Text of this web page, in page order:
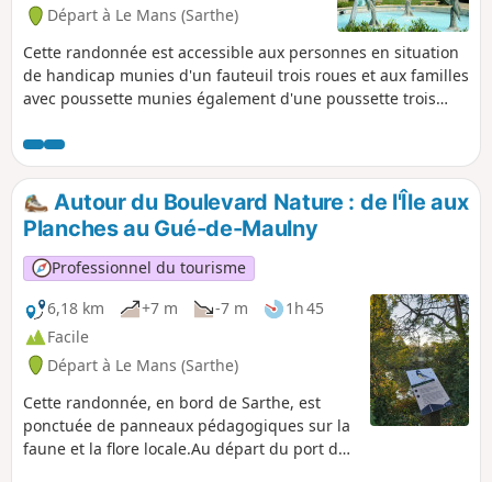
Départ à Le Mans (Sarthe)
Cette randonnée est accessible aux personnes en situation
de handicap munies d'un fauteuil trois roues et aux familles
avec poussette munies également d'une poussette trois
l'Arche de la Nature en longeant la rivière de l'Huisne avec
ses œuvres artistiques qui se renouvellent plusieurs fois
dans l'année.
Autour du Boulevard Nature : de l'Île aux
Planches au Gué-de-Maulny
Professionnel du tourisme
6,18 km
+7 m -7 m
1h 45
Facile
Départ à Le Mans (Sarthe)
Cette randonnée, en bord de Sarthe, est
ponctuée de panneaux pédagogiques sur la
faune et la flore locale.Au départ du port du